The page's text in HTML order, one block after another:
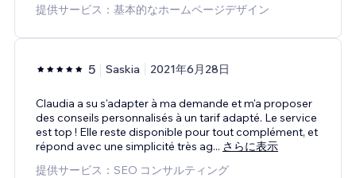
提供サービス：基本的なホームページデザイン
5 Saskia 2021年6月28日
Claudia a su s'adapter à ma demande et m'a proposer
des conseils personnalisés à un tarif adapté. Le service
est top ! Elle reste disponible pour tout complément, et
répond avec une simplicité très ag... さらに表示
提供サービス：SEO コンサルティング